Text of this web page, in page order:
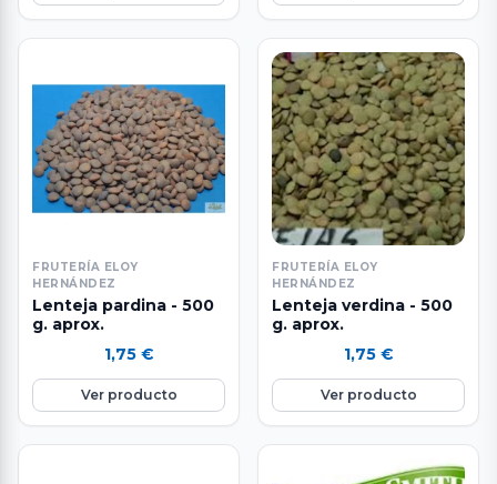
FRUTERÍA ELOY
HERNÁNDEZ
Lenteja pardina - 500
g. aprox.
1,75 €
Ver producto
FRUTERÍA ELOY
HERNÁNDEZ
Lenteja verdina - 500
g. aprox.
1,75 €
Ver producto